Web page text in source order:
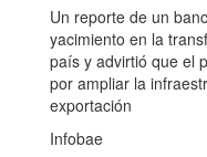
Un reporte de un
yacimiento en la
país y advirtió que el
por ampliar la
exportación
Infobae